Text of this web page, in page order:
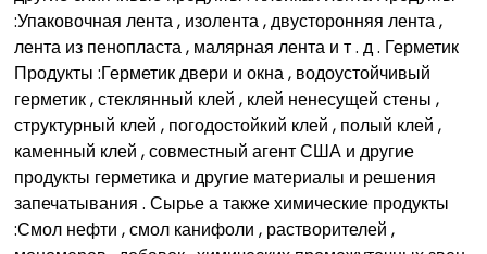
:Упаковочная лента , изолента , двусторонняя лента ,
лента из пенопласта , малярная лента и т . д . Герметик
Продукты :Герметик двери и окна , водоустойчивый
герметик , стеклянный клей , клей ненесущей стены ,
структурный клей , погодостойкий клей , полый клей ,
каменный клей , совместный агент США и другие
продукты герметика и другие материалы и решения
запечатывания . Сырье а также химические продукты
:Смол нефти , смол канифоли , растворителей ,